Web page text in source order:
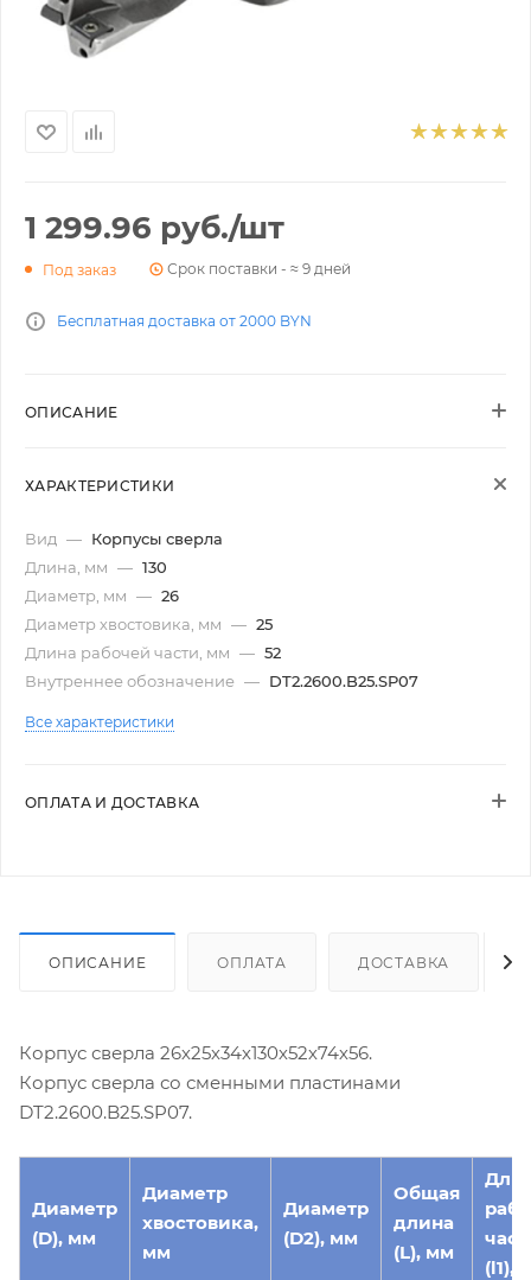
1 299.96 руб./шт
Под заказ Срок поставки - ≈ 9 дней
Бесплатная доставка от 2000 BYN
ОПИСАНИЕ
ХАРАКТЕРИСТИКИ
Вид — Корпусы сверла
Длина, мм — 130
Диаметр, мм — 26
Диаметр хвостовика, мм — 25
Длина рабочей части, мм — 52
Внутреннее обозначение — DT2.2600.B25.SP07
Все характеристики
ОПЛАТА И ДОСТАВКА
ОПИСАНИЕ ОПЛАТА ДОСТАВКА
Корпус сверла 26х25х34х130х52х74х56.
Корпус сверла со сменными пластинами
DT2.2600.B25.SP07.
Диаметр
(D), мм
Диаметр
хвостовика,
мм
Диаметр
(D2), мм
Общая
длина
(L), мм
(l1),